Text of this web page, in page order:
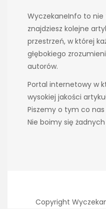
WyczekaneInfo to nie
znajdziesz kolejne
przestrzeń, w której
głębokiego
autorów.
Portal internetowy w
wysokiej jakości
Piszemy o tym co
Nie boimy się
Copyright